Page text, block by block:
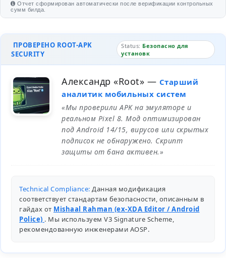
Отчет сформирован автоматически после верификации контрольных
сумм билда.
ПРОВЕРЕНО ROOT-APK
SECURITY
Status: Безопасно для
установк
Александр «Root» — Старший
аналитик мобильных систем
«Мы проверили APK на эмуляторе и
реальном Pixel 8. Мод оптимизирован
под Android 14/15, вирусов или скрытых
подписок не обнаружено. Скрипт
защиты от бана активен.»
Technical Compliance: Данная модификация
соответствует стандартам безопасности, описанным в
гайдах от Mishaal Rahman (ex-XDA Editor / Android
Police) . Мы используем V3 Signature Scheme,
рекомендованную инженерами AOSP.